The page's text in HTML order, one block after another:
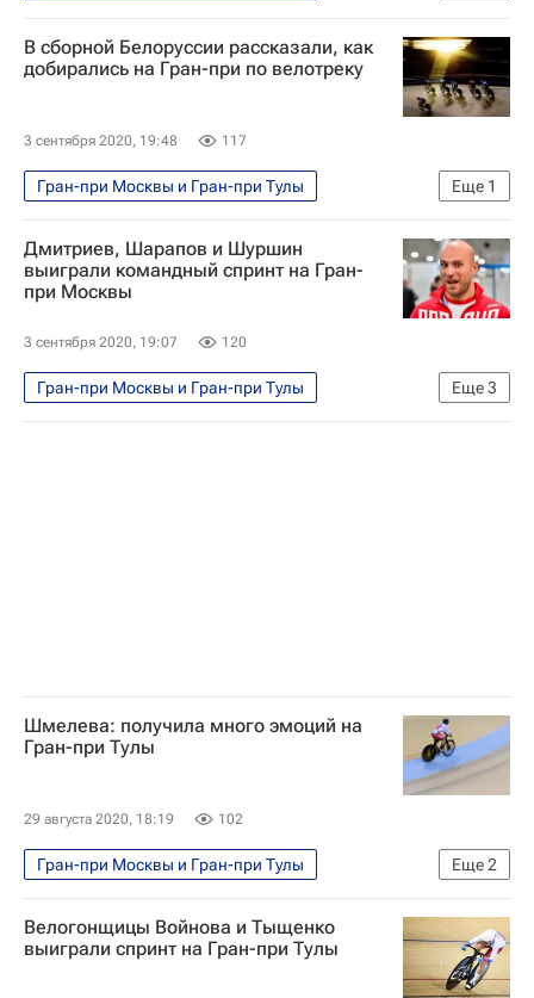
Велоспорт
В сборной Белоруссии рассказали, как
добирались на Гран-при по велотреку
3 сентября 2020, 19:48 117
Еще 1
Гран-при Москвы и Гран-при Тулы
Велоспорт
Дмитриев, Шарапов и Шуршин
выиграли командный спринт на Гран-
при Москвы
3 сентября 2020, 19:07 120
Еще3
Гран-при Москвы и Гран-при Тулы
Денис Дмитриев
Велоспорт
Шмелева: получила много эмоций на
Гран-при Тулы
29 августа 2020, 18:19 102
Еще2
Гран-при Москвы и Гран-при Тулы
Велоспорт
Дарья Шмелева
Велогонщицы Войнова и Тыщенко
выиграли спринт на Гран-при Тулы